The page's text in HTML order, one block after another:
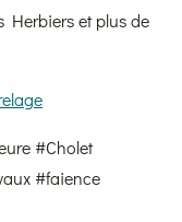
Herbiers et plus de
#Cholet
#faience